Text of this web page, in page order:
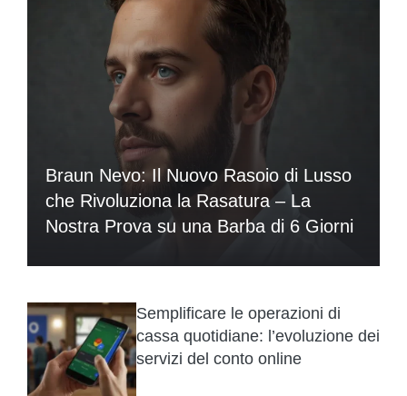
Braun Nevo: Il Nuovo Rasoio di Lusso
che Rivoluziona la Rasatura – La
Nostra Prova su una Barba di 6 Giorni
Semplificare le operazioni di
cassa quotidiane: l’evoluzione dei
servizi del conto online